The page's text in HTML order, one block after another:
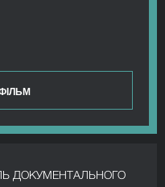
ДОКУМЕНТАЛЬНОГО